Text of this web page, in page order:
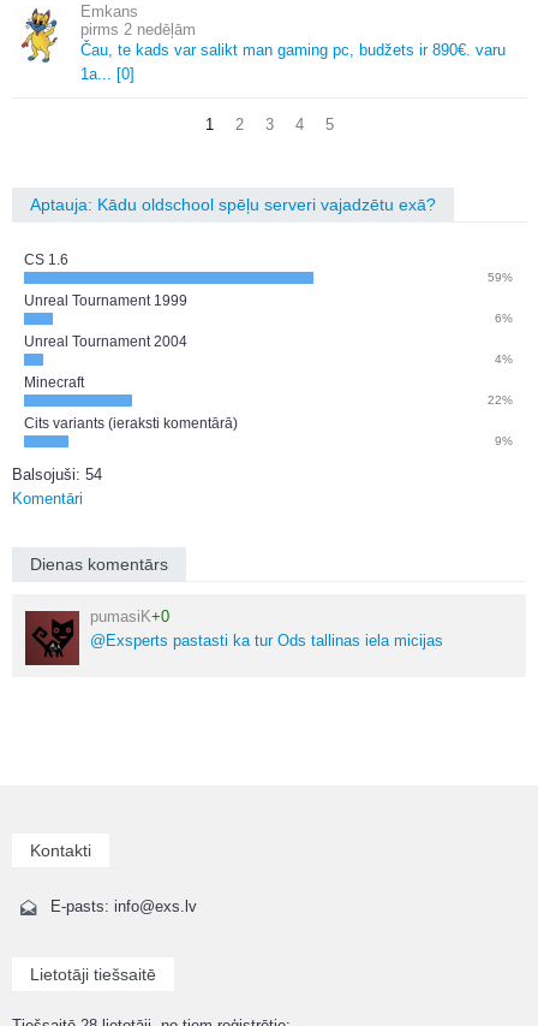
Emkans
2 nedēļām
Čau, te kads var salikt man gaming pc, budžets ir 890€. varu
1a.
[0]
1 2 3 4 5
Aptauja: Kādu oldschool spēļu serveri vajadzētu exā?
CS 1.6
59%
Unreal Tournament 1999
6%
Unreal Tournament 2004
4%
Minecraft
22%
Cits variants (ieraksti komentārā)
9%
Balsojuši: 54
Komentāri
Dienas komentārs
pumasiK+0
@Exsperts pastasti ka tur Ods tallinas iela micijas
Kontakti
E-pasts: info@exs.lv
Lietotāji tiešsaitē